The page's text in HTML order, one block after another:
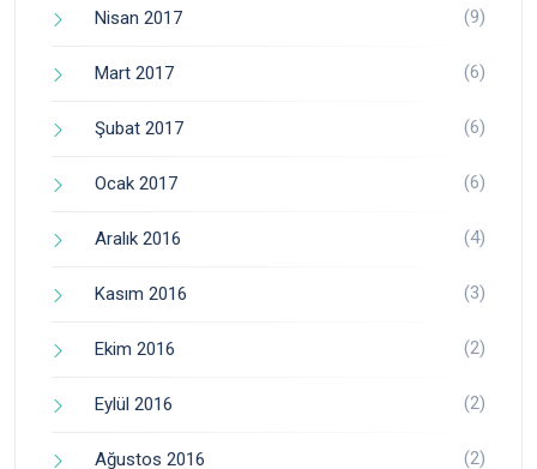
Nisan 2017 (9)
Mart 2017 (6)
Şubat 2017 (6)
Ocak 2017 (6)
Aralık 2016 (4)
Kasım 2016 (3)
Ekim 2016 (2)
Eylül 2016 (2)
Ağustos 2016 (2)